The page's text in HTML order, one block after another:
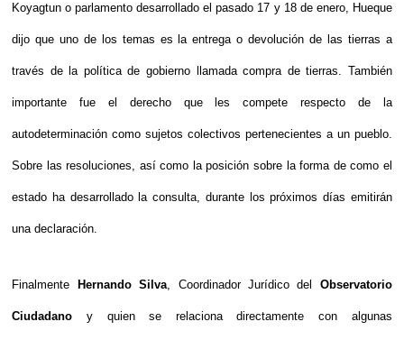
Koyagtun o parlamento desarrollado el pasado 17 y 18 de enero, Hueque
dijo que uno de los temas es la entrega o devolución de las tierras a
través de la política de gobierno llamada compra de tierras. También
importante fue el derecho que les compete respecto de la
autodeterminación como sujetos colectivos pertenecientes a un pueblo.
Sobre las resoluciones, así como la posición sobre la forma de como el
estado ha desarrollado la consulta, durante los próximos días emitirán
una declaración.
Finalmente Hernando Silva, Coordinador Jurídico del Observatorio
Ciudadano y quien se relaciona directamente con algunas